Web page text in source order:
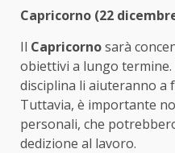
Capricorno (22
Il Capricornosarà
obiettivi a lungo
disciplina li aiuteranno a
Tuttavia, è importante
personali, che
dedizione al lavoro.